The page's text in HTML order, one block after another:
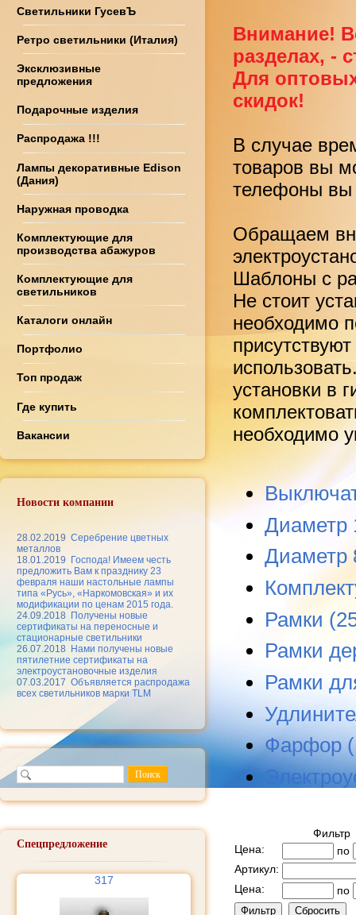
Светильники ГусевЪ
Ретро светильники (Италия)
Эксклюзивные
предложения
Подарочные изделия
Распродажа !!!
Лампы декоративные Edison
(Дания)
Наружная проводка
Комплектующие для
производства абажуров
Комплектующие для
светильников
Каталоги онлайн
Портфолио
Топ продаж
Где купить
Вакансии
Новости компании
28.02.2019 Серебрение цветных
металлов
18.01.2019
Господа! Имеем честь
предложить Вам к празднику 23
февраля наши настольные лампы
типа «Русь», «Наркомовская» и их
модификации по ценам 2015 года.
24.09.2018
Получены новые
сертификаты на переносные и
стационарные светильники
26.07.2018
Нами получены новые
пятилетние сертификаты на
электроустановочные изделия
07.03.2017 Объявляется распродажа
всех светильников марки TLM
Спецпредложение
317
Внимание!
разделах, -
Для
скидок!
В случае
товаров вы
телефоны вы
Обращаем
Шаблоны с
Не стоит
необходимо
установки в
необходимо
Диаметр
Диаметр
Рамки
Рамки
Рамки
Фарфор
Фильтр
Цена:
по
Артикул:
Цена:
по